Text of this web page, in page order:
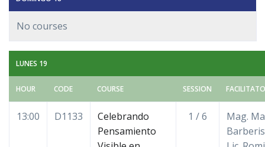
No courses
LUNES 19
HOUR CODE COURSE SESSION
13:00 D1133
Celebrando
Pensamiento
1 / 6
Mag.